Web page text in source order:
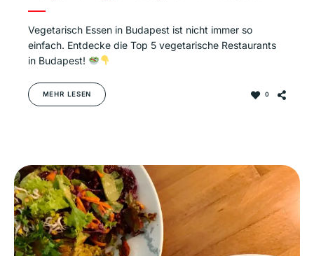
Vegetarisch Essen in Budapest ist nicht immer so
einfach. Entdecke die Top 5 vegetarische Restaurants
in Budapest!
MEHR LESEN 0